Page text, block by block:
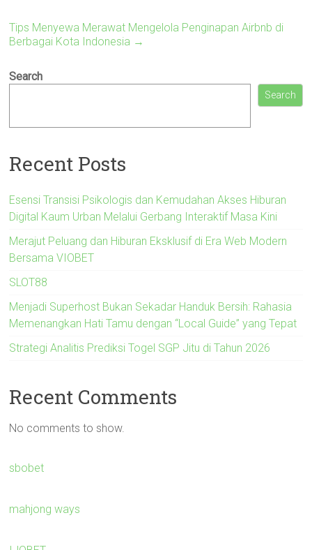
Tips Menyewa Merawat Mengelola Penginapan Airbnb di
Berbagai Kota Indonesia →
Search
Search
Recent Posts
Esensi Transisi Psikologis dan Kemudahan Akses Hiburan
Digital Kaum Urban Melalui Gerbang Interaktif Masa Kini
Merajut Peluang dan Hiburan Eksklusif di Era Web Modern
Bersama VIOBET
SLOT88
Menjadi Superhost Bukan Sekadar Handuk Bersih: Rahasia
Memenangkan Hati Tamu dengan “Local Guide” yang Tepat
Strategi Analitis Prediksi Togel SGP Jitu di Tahun 2026
Recent Comments
No comments to show.
sbobet
mahjong ways